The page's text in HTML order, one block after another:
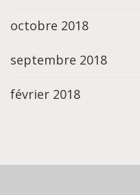
octobre 2018
septembre 2018
février 2018